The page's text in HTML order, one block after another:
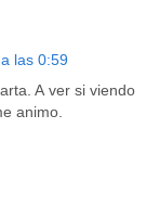
las 0:59
A ver si viendo
animo.